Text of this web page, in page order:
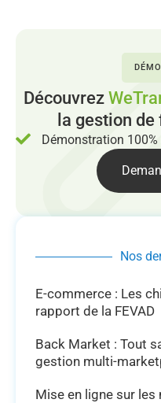
Découvrez
la gestion
Démonstration
Nos
E-commerce : Les
rapport de la FEVAD
Back Market : Tout
gestion multi-
Mise en ligne sur